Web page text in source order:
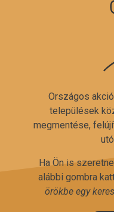
Országos
települések
megmentése,
Ha Ön is
alábbi gombra
örökbe egy